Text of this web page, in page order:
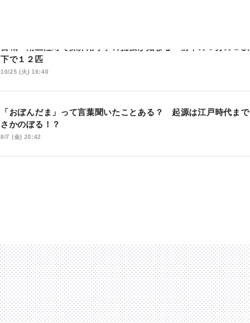
宮城・南三陸町で採卵用サケの捕獲が始まる 前年の３分の１以
下で１２匹
10/25 (火) 16:40
「おぼんだま」って言葉聞いたことある？ 起源は江戸時代まで
さかのぼる！？
8/7 (金) 20:42